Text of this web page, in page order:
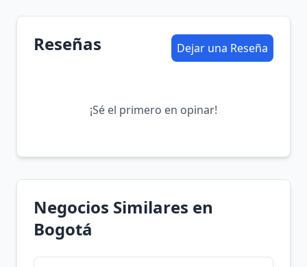
Reseñas Dejar una Reseña
¡Sé el primero en opinar!
Negocios Similares en
Bogotá